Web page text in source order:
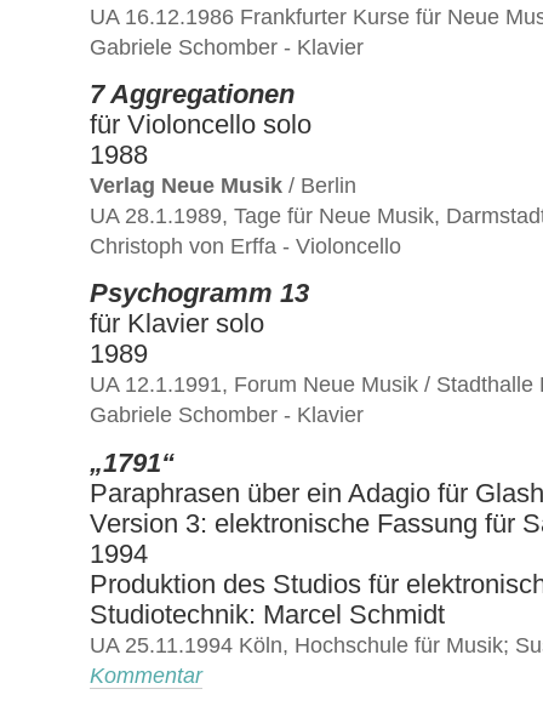
UA 16.12.1986 Frankfurter Kurse für Neue
Gabriele Schomber - Klavier
7 Aggregationen
für Violoncello solo
1988
Verlag Neue Musik/ Berlin
UA 28.1.1989, Tage für Neue Musik,
Christoph von Erffa - Violoncello
Psychogramm 13
für Klavier solo
1989
UA 12.1.1991, Forum Neue Musik / Stadthalle
Gabriele Schomber - Klavier
„1791“
Paraphrasen über ein Adagio für
Version 3: elektronische Fassung für
1994
Produktion des Studios für
Studiotechnik: Marcel Schmidt
UA 25.11.1994 Köln, Hochschule für Musik;
Kommentar